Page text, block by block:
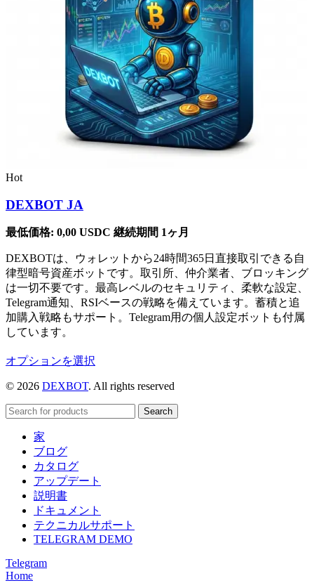
Hot
DEXBOT JA
最低価格: 0,00 USDC 継続期間 1ヶ月
DEXBOTは、ウォレットから24時間365日直接取引できる自
律型暗号資産ボットです。取引所、仲介業者、ブロッキング
は一切不要です。最高レベルのセキュリティ、柔軟な設定、
Telegram通知、RSIベースの戦略を備えています。蓄積と追
加購入戦略もサポート。Telegram用の個人設定ボットも付属
しています。
オプションを選択
商
品
に
の
リ
エ
ー
© 2026 DEXBOT. All rights reserved
Search
家
ブログ
カタログ
アップデート
説明書
ドキュメント
テクニカルサポート
TELEGRAM DEMO
Telegram
Home